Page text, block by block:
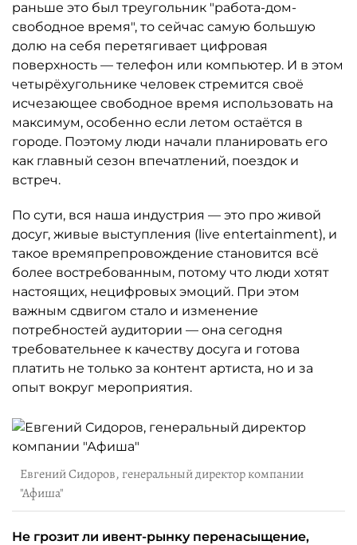
раньше это был треугольник "работа-дом-
свободное время", то сейчас самую большую
долю на себя перетягивает цифровая
поверхность — телефон или компьютер. И в этом
четырёхугольнике человек стремится своё
исчезающее свободное время использовать на
максимум, особенно если летом остаётся в
городе. Поэтому люди начали планировать его
как главный сезон впечатлений, поездок и
встреч.
По сути, вся наша индустрия — это про живой
досуг, живые выступления (live entertainment), и
такое времяпрепровождение становится всё
более востребованным, потому что люди хотят
настоящих, нецифровых эмоций. При этом
важным сдвигом стало и изменение
потребностей аудитории — она сегодня
требовательнее к качеству досуга и готова
платить не только за контент артиста, но и за
опыт вокруг мероприятия.
Евгений Сидоров, генеральный директор компании
"Афиша"
Не грозит ли ивент-рынку перенасыщение,